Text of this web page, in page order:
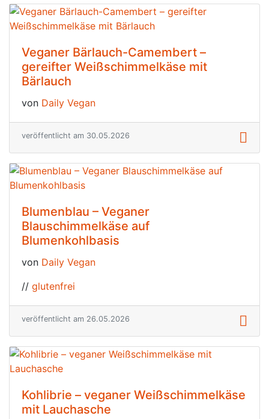
Veganer Bärlauch-Camembert –
gereifter Weißschimmelkäse mit
Bärlauch
von Daily Vegan
veröffentlicht am 30.05.2026
Blumenblau – Veganer
Blauschimmelkäse auf
Blumenkohlbasis
von Daily Vegan
// glutenfrei
veröffentlicht am 26.05.2026
Kohlibrie – veganer Weißschimmelkäse
mit Lauchasche